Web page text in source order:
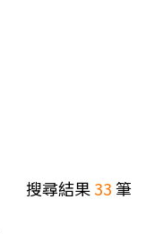
搜尋結果33筆